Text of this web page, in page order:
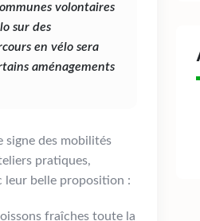
volontaires
sur des
en vélo sera
aménagements
signe des mobilités
pratiques,
leur belle proposition :
fraîches toute la